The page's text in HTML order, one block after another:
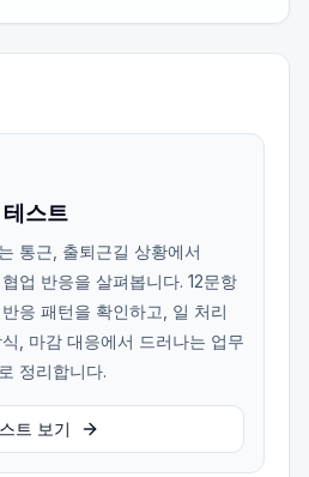
스트
통근, 출퇴근길 상황에서
업 반응을 살펴봅니다. 12문항
응 패턴을 확인하고, 일 처리
, 마감 대응에서 드러나는 업무
정리합니다.
트 보기